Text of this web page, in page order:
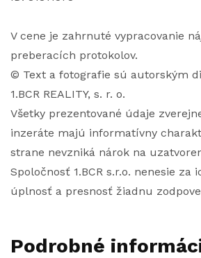
V cene je zahrnuté vypracovanie
preberacích protokolov.
© Text a fotografie sú autorským
1.BCR REALITY, s. r. o.
Všetky prezentované údaje
inzeráte majú informatívny
strane nevzniká nárok na
Spoločnosť 1.BCR s.r.o. nenesie za
úplnosť a presnosť žiadnu
Podrobné